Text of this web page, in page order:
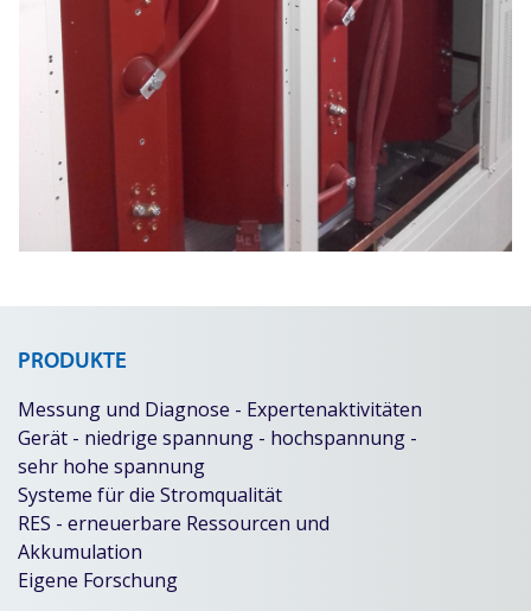
PRODUKTE
Messung und Diagnose - Expertenaktivitäten
Gerät - niedrige spannung - hochspannung -
sehr hohe spannung
Systeme für die Stromqualität
RES - erneuerbare Ressourcen und
Akkumulation
Eigene Forschung